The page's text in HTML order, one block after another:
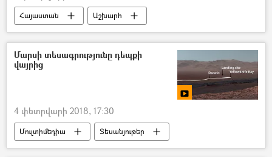
Հայաստան
Աշխարհ
հասարակություն
Մարսի տեսագրությունը դեպքի
վայրից
4 փետրվարի 2018, 17:30
Մուլտիմեդիա Տեսանյութեր